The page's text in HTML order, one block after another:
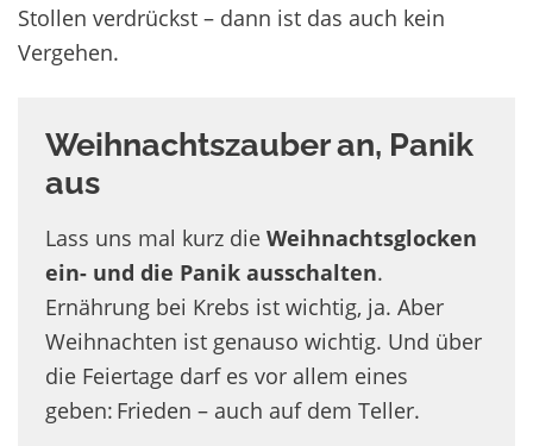
Stollen verdrückst – dann ist das auch kein
Vergehen.
Weihnachtszauber an, Panik
aus
Lass uns mal kurz die Weihnachtsglocken
ein- und die Panik ausschalten.
Ernährung bei Krebs ist wichtig, ja. Aber
Weihnachten ist genauso wichtig. Und über
die Feiertage darf es vor allem eines
geben: Frieden – auch auf dem Teller.